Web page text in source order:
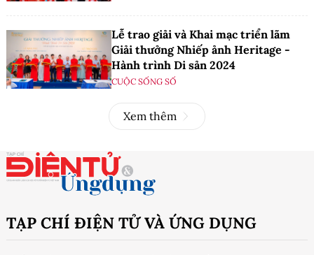
Lễ trao giải và Khai mạc triển lãm
Giải thưởng Nhiếp ảnh Heritage -
Hành trình Di sản 2024
CUỘC SỐNG SỐ
Xem thêm
TẠP CHÍ ĐIỆN TỬ VÀ ỨNG DỤNG